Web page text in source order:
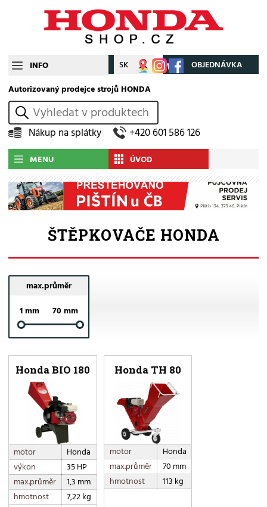
INFO CZ SK Můj účet OBJEDNÁVKA
Autorizovaný prodejce strojů HONDA
vyhledat
Nákup na splátky +420 601 586 126
MENU ÚVOD
ŠTĚPKOVAČE HONDA
max.průměr
1 mm
70 mm
Honda BIO 180
motor
Honda
výkon
35 HP
max.průměr
1,3 mm
hmotnost
7,22 kg
Honda TH 80
motor
Honda
max.průměr
70 mm
hmotnost
113 kg